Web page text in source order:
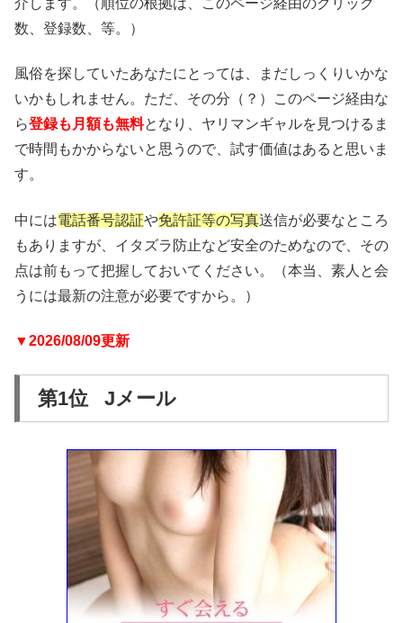
介します。（順位の根拠は、このページ経由のクリック
数、登録数、等。）
風俗を探していたあなたにとっては、まだしっくりいかな
いかもしれません。ただ、その分（？）このページ経由な
ら登録も月額も無料となり、ヤリマンギャルを見つけるま
で時間もかからないと思うので、試す価値はあると思いま
す。
中には電話番号認証や免許証等の写真送信が必要なところ
もありますが、イタズラ防止など安全のためなので、その
点は前もって把握しておいてください。（本当、素人と会
うには最新の注意が必要ですから。）
▼2026/08/09更新
第1位 Jメール